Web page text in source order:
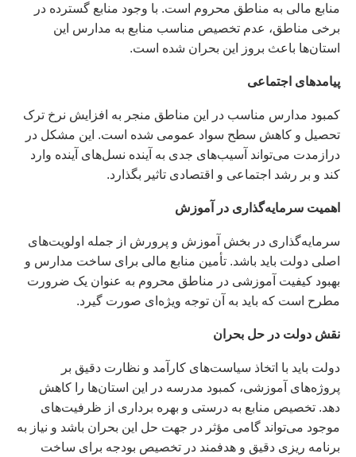
منابع مالی به مناطق محروم است. با وجود منابع گسترده در
برخی مناطق، عدم تخصیص مناسب منابع به مدارس این
استان‌ها باعث بروز این بحران شده است.
پیامدهای اجتماعی
کمبود مدارس مناسب در این مناطق منجر به افزایش نرخ ترک
تحصیل و کاهش سطح سواد عمومی شده است. این مشکل در
درازمدت می‌تواند آسیب‌های جدی به آینده نسل‌های آینده وارد
کند و بر رشد اجتماعی و اقتصادی تاثیر بگذارد.
اهمیت سرمایه‌گذاری در آموزش
سرمایه‌گذاری در بخش آموزش و پرورش از جمله اولویت‌های
اصلی دولت باید باشد. تأمین منابع مالی برای ساخت مدارس و
بهبود کیفیت آموزشی در مناطق محروم به عنوان یک ضرورت
مطرح است که باید به آن توجه ویژه‌ای صورت گیرد.
نقش دولت در حل بحران
دولت باید با اتخاذ سیاست‌های کارآمد و نظارت دقیق بر
پروژه‌های آموزشی، کمبود مدرسه در این استان‌ها را کاهش
دهد. تخصیص منابع به درستی و بهره‌ برداری از ظرفیت‌های
موجود می‌تواند گامی مؤثر در جهت حل این بحران باشد و نیاز به
برنامه‌ ریزی دقیق و هدفمند در تخصیص بودجه برای ساخت